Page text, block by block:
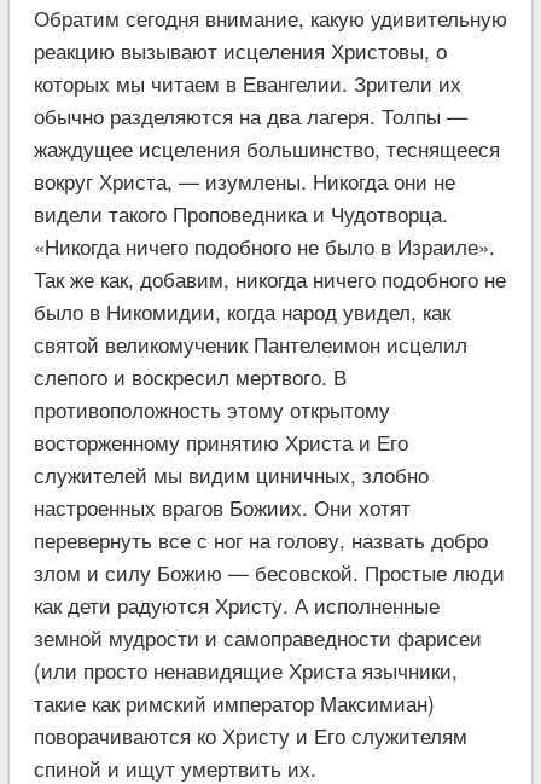
Обратим сегодня внимание, какую удивительную
реакцию вызывают исцеления Христовы, о
которых мы читаем в Евангелии. Зрители их
обычно разделяются на два лагеря. Толпы —
жаждущее исцеления большинство, теснящееся
вокруг Христа, — изумлены. Никогда они не
видели такого Проповедника и Чудотворца.
«Никогда ничего подобного не было в Израиле».
Так же как, добавим, никогда ничего подобного не
было в Никомидии, когда народ увидел, как
святой великомученик Пантелеимон исцелил
слепого и воскресил мертвого. В
противоположность этому открытому
восторженному принятию Христа и Его
служителей мы видим циничных, злобно
настроенных врагов Божиих. Они хотят
перевернуть все с ног на голову, назвать добро
злом и силу Божию — бесовской. Простые люди
как дети радуются Христу. А исполненные
земной мудрости и самоправедности фарисеи
(или просто ненавидящие Христа язычники,
такие как римский император Максимиан)
поворачиваются ко Христу и Его служителям
спиной и ищут умертвить их.